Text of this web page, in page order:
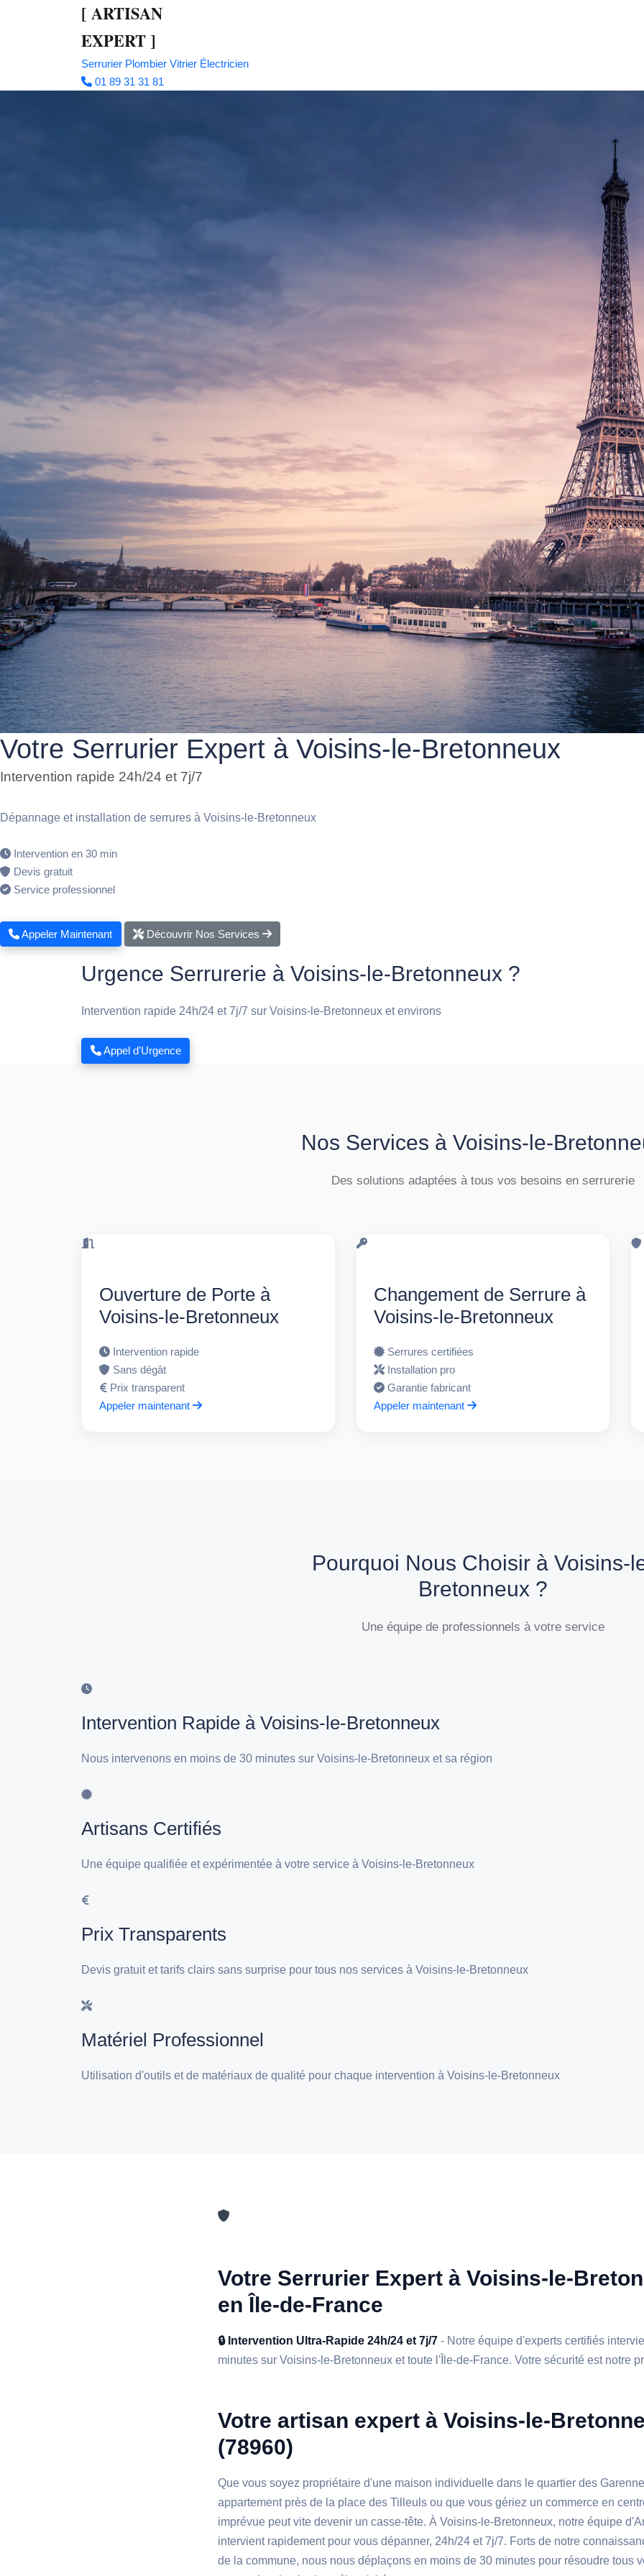
[ ARTISAN
EXPERT]
Serrurier Plombier Vitrier Électricien
01 89 31 31 81
Votre Serrurier Expert à Voisins-le-Bretonneux
Intervention rapide 24h/24 et 7j/7
Dépannage et installation de serrures à Voisins-le-Bretonneux
Intervention en 30 min
Devis gratuit
Service professionnel
Appeler Maintenant Découvrir Nos Services
Urgence Serrurerie à Voisins-le-Bretonneux ?
Intervention rapide 24h/24 et 7j/7 sur Voisins-le-Bretonneux et environs
Appel d'Urgence
Nos Services à Voisins-le-
Des solutions adaptées à tous vos besoins en serrurerie
Ouverture de Porte à
Voisins-le-Bretonneux
Intervention rapide
Sans dégât
Prix transparent
Appeler maintenant
Changement de Serrure à
Voisins-le-Bretonneux
Serrures certifiées
Installation pro
Garantie fabricant
Appeler maintenant
Pourquoi Nous Choisir à Voisins-
Bretonneux ?
Une équipe de professionnels à votre service
Intervention Rapide à Voisins-le-Bretonneux
Nous intervenons en moins de 30 minutes sur Voisins-le-Bretonneux et sa région
Artisans Certifiés
Une équipe qualifiée et expérimentée à votre service à Voisins-le-Bretonneux
Prix Transparents
Devis gratuit et tarifs clairs sans surprise pour tous nos services à Voisins-le-Bretonneux
Matériel Professionnel
Utilisation d'outils et de matériaux de qualité pour chaque intervention à Voisins-le-Bretonneux
Votre Serrurier Expert à Voisins-le-
en Île-de-France
🔒 Intervention Ultra-Rapide 24h/24 et 7j/7 - Notre équipe d'experts certifiés
minutes sur Voisins-le-Bretonneux et toute l'Île-de-France. Votre sécurité est notre
Votre artisan expert à Voisins-le-
(78960)
Que vous soyez propriétaire d'une maison individuelle dans le quartier des
appartement près de la place des Tilleuls ou que vous gériez un commerce en
imprévue peut vite devenir un casse-tête. À Voisins-le-Bretonneux, notre équipe
intervient rapidement pour vous dépanner, 24h/24 et 7j/7. Forts de notre
de la commune, nous nous déplaçons en moins de 30 minutes pour résoudre tous